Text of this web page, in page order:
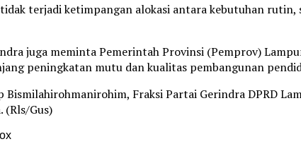
terjadi ketimpangan alokasi antara kebutuhan
juga meminta Pemerintah Provinsi (Pemprov)
peningkatan mutu dan kualitas pembangunan
Bismilahirohmanirohim, Fraksi Partai Gerindra DPRD
(Rls/Gus)